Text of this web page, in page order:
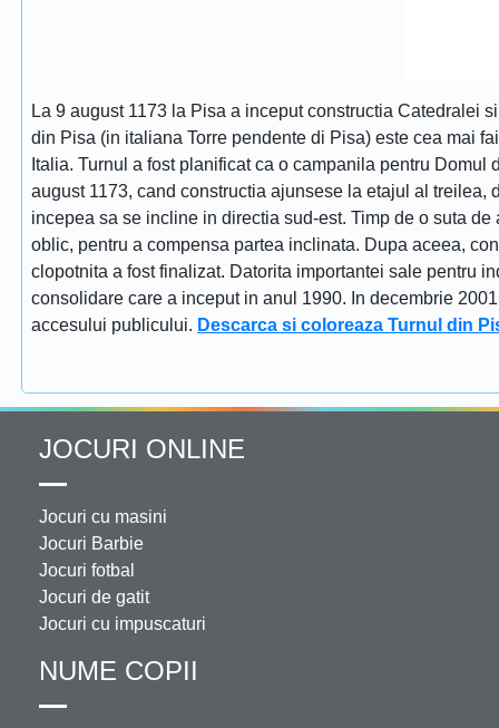
La 9 august 1173 la Pisa a inceput constructia Catedralei
din Pisa (in italiana Torre pendente di Pisa) este cea mai
Italia. Turnul a fost planificat ca o campanila pentru
august 1173, cand constructia ajunsese la etajul al
incepea sa se incline in directia sud-est. Timp de o suta
oblic, pentru a compensa partea inclinata. Dupa aceea,
clopotnita a fost finalizat. Datorita importantei sale pentru
consolidare care a inceput in anul 1990. In decembrie
accesului publicului. Descarca si coloreaza Turnul din
JOCURI ONLINE
Jocuri cu masini
Jocuri Barbie
Jocuri fotbal
Jocuri de gatit
Jocuri cu impuscaturi
NUME COPII